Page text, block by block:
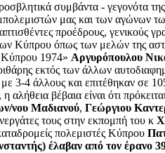
συμβάντα - γεγονότα
μας και των αγώνων
προέδρους, γενικούς
όπως των μελών της
Κύπρου 1974» Αργυρόπουλου
εκτός των άλλων
3-4 άλλους και επιτέθηκαν σε
βέβαια είναι ότι
νου Μαδιανού, Γεώργιου
τους στην εκπομπή του κ
πολεμιστές Κύπρου
έλαβαν από τον έρανο